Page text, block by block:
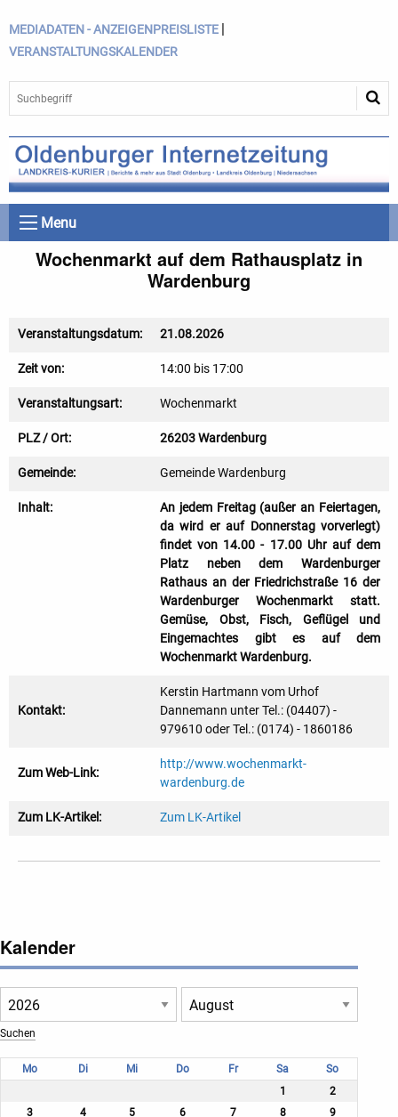
MEDIADATEN - ANZEIGENPREISLISTE |
VERANSTALTUNGSKALENDER
Menu
Wochenmarkt auf dem Rathausplatz in
Wardenburg
Veranstaltungsdatum: 21.08.2026
Zeit von: 14:00 bis 17:00
Veranstaltungsart: Wochenmarkt
PLZ / Ort: 26203 Wardenburg
Gemeinde: Gemeinde Wardenburg
Inhalt:
An jedem Freitag (außer an Feiertagen,
da wird er auf Donnerstag vorverlegt)
findet von 14.00 - 17.00 Uhr auf dem
Platz neben dem Wardenburger
Rathaus an der Friedrichstraße 16 der
Wardenburger Wochenmarkt statt.
Gemüse, Obst, Fisch, Geflügel und
Eingemachtes gibt es auf dem
Wochenmarkt Wardenburg.
Kontakt:
Kerstin Hartmann vom Urhof
Dannemann unter Tel.: (04407) -
979610 oder Tel.: (0174) - 1860186
Zum Web-Link:
http://www.wochenmarkt-
wardenburg.de
Zum LK-Artikel: Zum LK-Artikel
Kalender
Mo Di Mi Do Fr Sa
So
1
2
3
4 5 6 7 8
9